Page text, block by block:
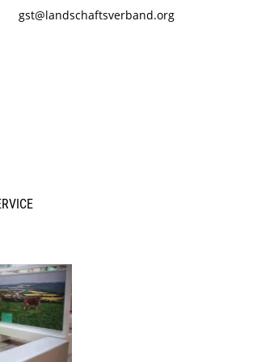
gst@landschaftsverband.org